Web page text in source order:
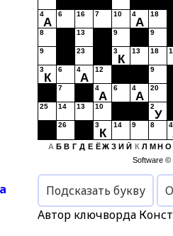
4
А
6 16 7 10 4
А
18
8 13 9 9
9 23 3
К
13 18
3
К
6 4
А
12 9
7 4
А
6 4
А
20
25 14 13 10 2
У
26 3
К
14 9 8 4
А Б В Г Д Е Ё Ж З И Й К Л М Н О
Software ©
Подсказать букву
Автор ключворда